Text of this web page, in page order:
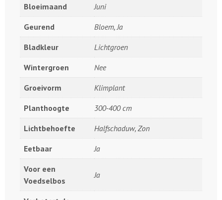
Bloeimaand Juni
Geurend Bloem, Ja
Bladkleur Lichtgroen
Wintergroen Nee
Groeivorm Klimplant
Planthoogte 300-400 cm
Lichtbehoefte Halfschaduw, Zon
Eetbaar Ja
Voor een
Voedselbos
Ja